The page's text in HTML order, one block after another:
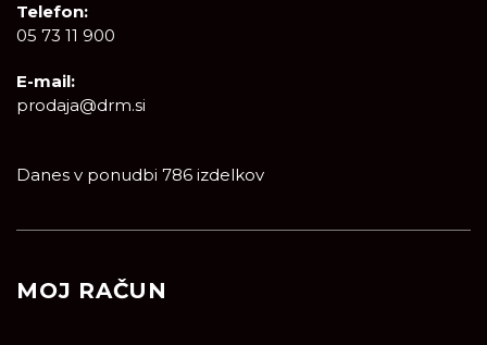
Telefon:
05 73 11 900
E-mail:
prodaja@drm.si
Danes v ponudbi 786 izdelkov
MOJ RAČUN